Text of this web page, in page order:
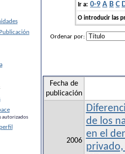
autorizados
Ir a: 0-9 A B C
O introducir las
Ordenar por:
Fecha de
publicación
2006
de los
en el
privado,